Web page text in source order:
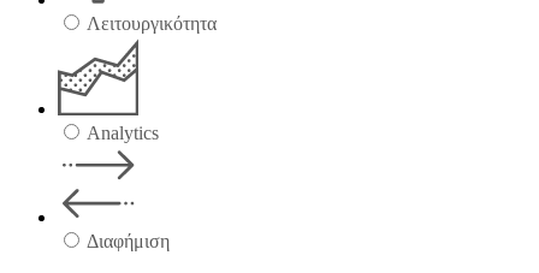
Λειτουργικότητα
Analytics
Διαφήμιση